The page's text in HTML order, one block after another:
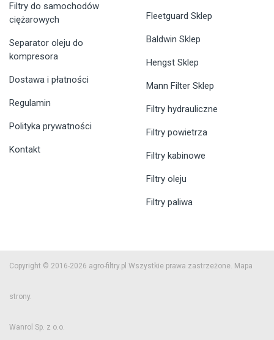
Filtry do samochodów
ciężarowych
Separator oleju do
kompresora
Dostawa i płatności
Regulamin
Polityka prywatności
Kontakt
Fleetguard Sklep
Baldwin Sklep
Hengst Sklep
Mann Filter Sklep
Filtry hydrauliczne
Filtry powietrza
Filtry kabinowe
Filtry oleju
Filtry paliwa
Copyright © 2016-2026 agro-filtry.pl Wszystkie prawa zastrzeżone. Mapa
strony.
Wanrol Sp. z o.o.